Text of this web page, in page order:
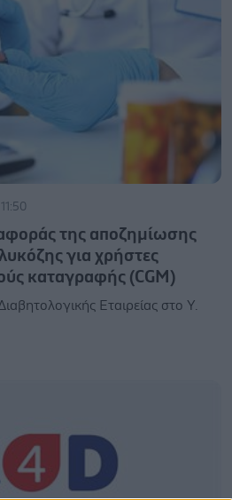
της αποζημίωσης
για χρήστες
καταγραφής (CGM)
Εταιρείας στο Υ.